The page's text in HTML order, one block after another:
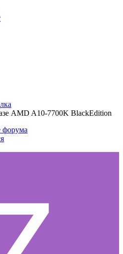
AMD A10-7700K BlackEdition
форума